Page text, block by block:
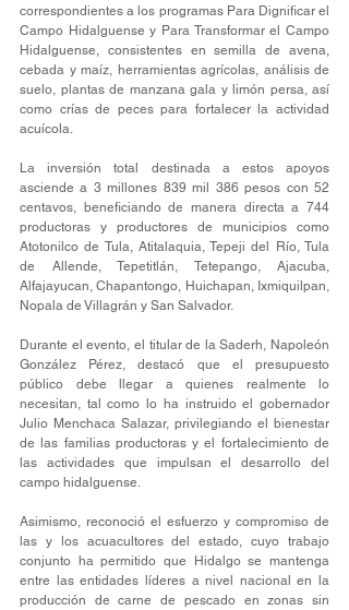
correspondientes a los programas Para Dignificar el
Campo Hidalguense y Para Transformar el Campo
Hidalguense, consistentes en semilla de avena,
cebada y maíz, herramientas agrícolas, análisis de
suelo, plantas de manzana gala y limón persa, así
como crías de peces para fortalecer la actividad
acuícola.
La inversión total destinada a estos apoyos
asciende a 3 millones 839 mil 386 pesos con 52
centavos, beneficiando de manera directa a 744
productoras y productores de municipios como
Atotonilco de Tula, Atitalaquia, Tepeji del Río, Tula
de Allende, Tepetitlán, Tetepango, Ajacuba,
Alfajayucan, Chapantongo, Huichapan, Ixmiquilpan,
Nopala de Villagrán y San Salvador.
Durante el evento, el titular de la Saderh, Napoleón
González Pérez, destacó que el presupuesto
público debe llegar a quienes realmente lo
necesitan, tal como lo ha instruido el gobernador
Julio Menchaca Salazar, privilegiando el bienestar
de las familias productoras y el fortalecimiento de
las actividades que impulsan el desarrollo del
campo hidalguense.
Asimismo, reconoció el esfuerzo y compromiso de
las y los acuacultores del estado, cuyo trabajo
conjunto ha permitido que Hidalgo se mantenga
entre las entidades líderes a nivel nacional en la
producción de carne de pescado en zonas sin